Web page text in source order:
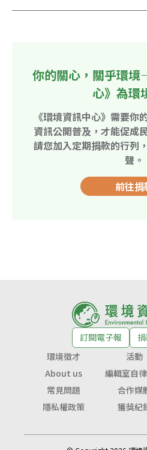
你的關心，關乎環
心》為環
《環境資訊中心》需要你
資訊公開普及，才能促成
請您加入定期捐款的行列
聲。
前往捐
訂閱電子報
環境徵才
活動
About us
編輯室自
常見問題
合作媒
隱私權政策
獲獎紀